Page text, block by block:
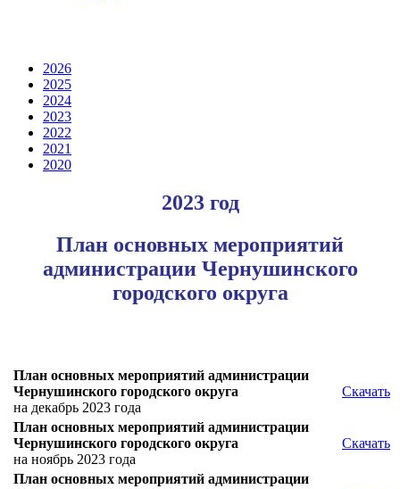
2026
2025
2024
2023
2022
2021
2020
2023 год
План основных мероприятий
администрации Чернушинского
городского округа
План основных мероприятий администрации
Чернушинского городского округа
на декабрь 2023 года
Скачать
План основных мероприятий администрации
Чернушинского городского округа
на ноябрь 2023 года
Скачать
План основных мероприятий администрации